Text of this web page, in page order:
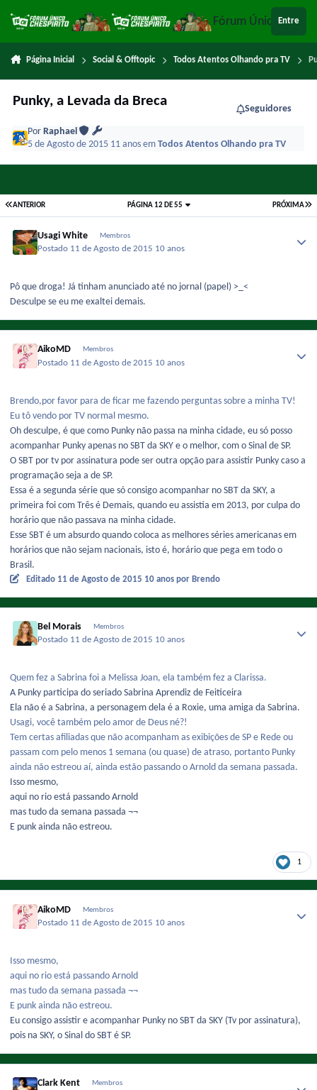
Fórum ÚnicoEntre
Página Inicial Social & Offtopic Todos Atentos Olhando pra TV
Punky, a Levada da Breca
Seguidores
Por Raphael
5 de Agosto de 2015 11 anosemTodos Atentos Olhando pra TV
ANTERIOR PRÓXIMA
PÁGINA 12 DE 55
Usagi White Membros
Postado 11 de Agosto de 2015 10 anos
Pô que droga! Já tinham anunciado até no jornal (papel) >_<
Desculpe se eu me exaltei demais.
AikoMD Membros
Postado 11 de Agosto de 2015 10 anos
Brendo,por favor para de ficar me fazendo perguntas sobre a minha TV!
Eu tô vendo por TV normal mesmo.
Oh desculpe, é que como Punky não passa na minha cidade, eu só posso
acompanhar Punky apenas no SBT da SKY e o melhor, com o Sinal de SP.
O SBT por tv por assinatura pode ser outra opção para assistir Punky caso a
programação seja a de SP.
Essa é a segunda série que só consigo acompanhar no SBT da SKY, a
primeira foi com Três é Demais, quando eu assistia em 2013, por culpa do
horário que não passava na minha cidade.
Esse SBT é um absurdo quando coloca as melhores séries americanas em
horários que não sejam nacionais, isto é, horário que pega em todo o
Brasil.
Editado 11 de Agosto de 2015 10 anos por Brendo
Bel Morais Membros
Postado 11 de Agosto de 2015 10 anos
Quem fez a Sabrina foi a Melissa Joan, ela também fez a Clarissa.
A Punky participa do seriado Sabrina Aprendiz de Feiticeira
Ela não é a Sabrina, a personagem dela é a Roxie, uma amiga da Sabrina.
Usagi, você também pelo amor de Deus né?!
Tem certas afiliadas que não acompanham as exibições de SP e Rede ou
passam com pelo menos 1 semana (ou quase) de atraso, portanto Punky
ainda não estreou aí, ainda estão passando o Arnold da semana passada.
Isso mesmo,
aqui no rio está passando Arnold
mas tudo da semana passada ¬¬
E punk ainda não estreou.
1
AikoMD Membros
Postado 11 de Agosto de 2015 10 anos
Isso mesmo,
aqui no rio está passando Arnold
mas tudo da semana passada ¬¬
E punk ainda não estreou.
Eu consigo assistir e acompanhar Punky no SBT da SKY (Tv por assinatura),
pois na SKY, o Sinal do SBT é SP.
Clark Kent Membros